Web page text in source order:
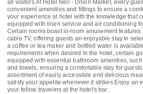
all visitors.At Hotel Nell - Union Market, every
convenient amenities and fittings to ensure a
your experience at hotel with the knowledge that
equipped with linen service and air conditioning
Certain rooms boast in-room amusement features
cable TV, offering guests an enjoyable stay.In
a coffee or tea maker and bottled water is
requirements when desired.In the hotel, certain
equipped with essential bathroom amenities,
and towels, ensuring a comfortable stay for
assortment of easily accessible and delicious
satisfy your appetite whenever it strikes.Enjoy an
your fellow travelers at the hotel's bar.